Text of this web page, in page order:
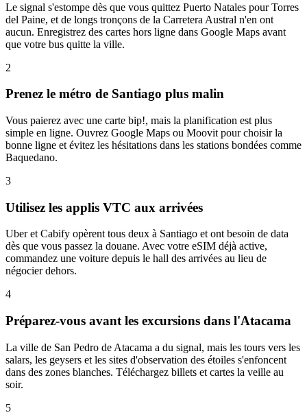
Le signal s'estompe dès que vous quittez Puerto Natales pour Torres
del Paine, et de longs tronçons de la Carretera Austral n'en ont
aucun. Enregistrez des cartes hors ligne dans Google Maps avant
que votre bus quitte la ville.
2
Prenez le métro de Santiago plus malin
Vous paierez avec une carte bip!, mais la planification est plus
simple en ligne. Ouvrez Google Maps ou Moovit pour choisir la
bonne ligne et évitez les hésitations dans les stations bondées comme
Baquedano.
3
Utilisez les applis VTC aux arrivées
Uber et Cabify opèrent tous deux à Santiago et ont besoin de data
dès que vous passez la douane. Avec votre eSIM déjà active,
commandez une voiture depuis le hall des arrivées au lieu de
négocier dehors.
4
Préparez-vous avant les excursions dans l'Atacama
La ville de San Pedro de Atacama a du signal, mais les tours vers les
salars, les geysers et les sites d'observation des étoiles s'enfoncent
dans des zones blanches. Téléchargez billets et cartes la veille au
soir.
5